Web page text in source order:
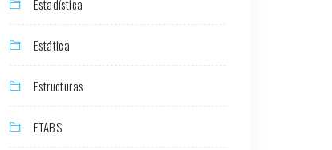
Estadística
Estática
Estructuras
ETABS